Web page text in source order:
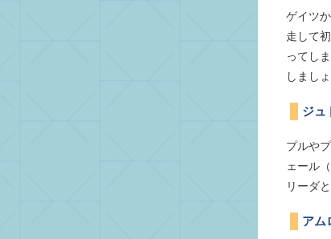
ゲイツ
走して
ってし
しましょ
ジュ
プルや
ェール
リーダ
アム